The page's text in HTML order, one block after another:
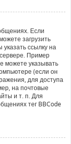
Если
загрузить
ссылку на
Пример
можете указывать
(если он
для доступа
на почтовые
и т. п. Для
тег BBCode